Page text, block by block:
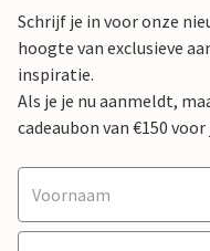
Schrijf je in voor onze
hoogte van exclusieve
inspiratie.
Als je je nu aanmeldt,
cadeaubon van €150